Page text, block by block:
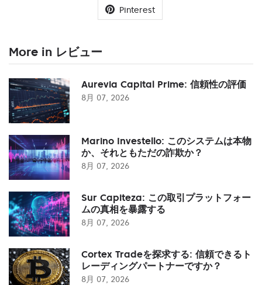
Pinterest
More in レビュー
Aurevia Capital Prime: 信頼性の評価
8月 07, 2026
Marino Investello: このシステムは本物
か、それともただの詐欺か？
8月 07, 2026
Sur Capiteza: この取引プラットフォー
ムの真相を暴露する
8月 07, 2026
Cortex Tradeを探求する: 信頼できるト
レーディングパートナーですか？
8月 07, 2026